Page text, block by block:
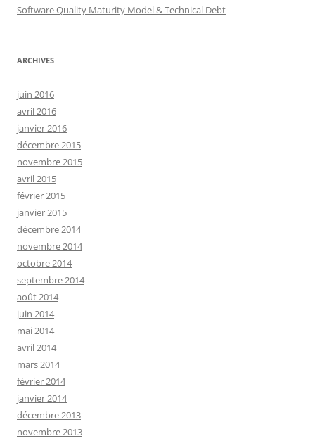
Software Quality Maturity Model & Technical Debt
ARCHIVES
juin 2016
avril 2016
janvier 2016
décembre 2015
novembre 2015
avril 2015
février 2015
janvier 2015
décembre 2014
novembre 2014
octobre 2014
septembre 2014
août 2014
juin 2014
mai 2014
avril 2014
mars 2014
février 2014
janvier 2014
décembre 2013
novembre 2013